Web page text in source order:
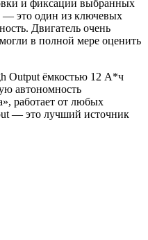
и фиксации выбранных
— это один из ключевых
Двигатель очень
в полной мере оценить
Output ёмкостью 12 А*ч
автономность
работает от любых
— это лучший источник